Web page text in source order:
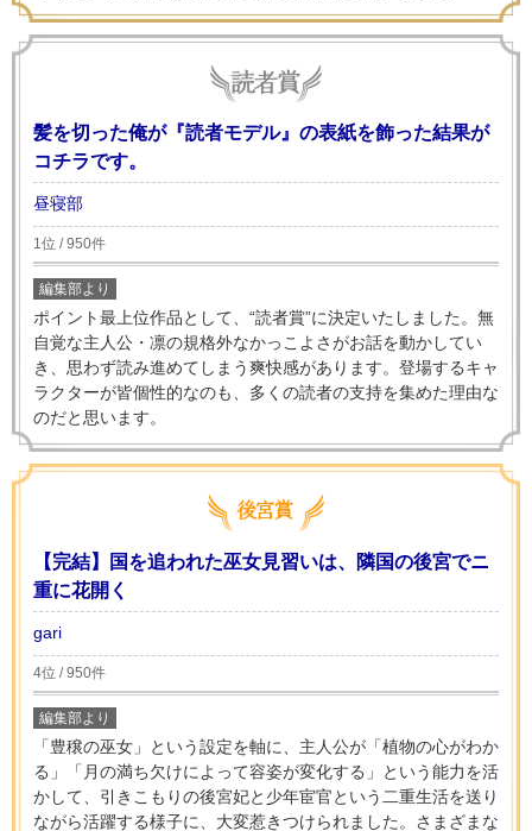
髪を切った俺が『読者モデル』の表紙を飾った結果が
コチラです。
昼寝部
1位 / 950件
編集部より
ポイント最上位作品として、“読者賞”に決定いたしました。無
自覚な主人公・凛の規格外なかっこよさがお話を動かしてい
き、思わず読み進めてしまう爽快感があります。登場するキャ
ラクターが皆個性的なのも、多くの読者の支持を集めた理由な
のだと思います。
【完結】国を追われた巫女見習いは、隣国の後宮でニ
重に花開く
gari
4位 / 950件
編集部より
「豊穣の巫女」という設定を軸に、主人公が「植物の心がわか
る」「月の満ち欠けによって容姿が変化する」という能力を活
かして、引きこもりの後宮妃と少年宦官という二重生活を送り
ながら活躍する様子に、大変惹きつけられました。さまざまな